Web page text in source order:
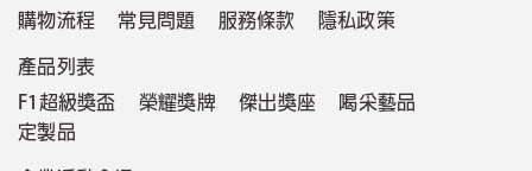
購物流程
常見問題 服務條款 隱私政策
產品列表
F1超級獎盃
榮耀獎牌 傑出獎座
喝采藝品
定製品